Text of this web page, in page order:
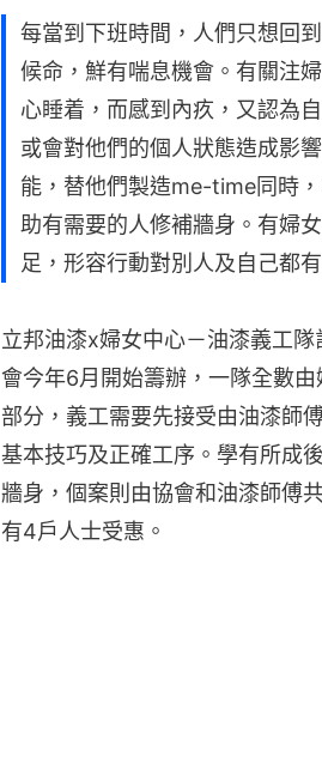
每當到下班時間，人們只想回
候命，鮮有喘息機會。有關注
心睡着，而感到內疚，又認為
或會對他們的個人狀態造成影
能，替他們製造me-time同時
助有需要的人修補牆身。有婦
足，形容行動對別人及自己都有
立邦油漆x婦女中心－油漆義工
會今年6月開始籌辦，一隊全數
部分，義工需要先接受由油漆師
基本技巧及正確工序。學有所成
牆身，個案則由協會和油漆師傅
有4戶人士受惠。